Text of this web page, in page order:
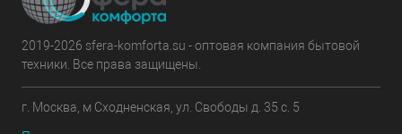
2019-2026 sfera-komforta.su - оптовая компания бытовой
техники. Все права защищены.
г. Москва, м Сходненская, ул. Свободы д. 35 с. 5